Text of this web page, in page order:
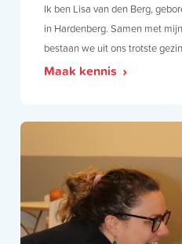
Ik ben Lisa van den Berg,
in Hardenberg. Samen met
bestaan we uit ons trotste
Maak kennis